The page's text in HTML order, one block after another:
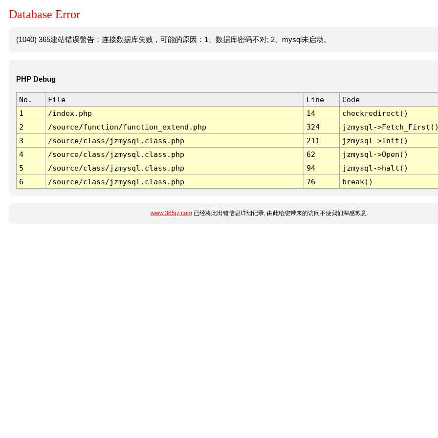
Database Error
(1040) 365建站错误警告：连接数据库失败，可能的原因：1、数据库密码不对; 2、mysql未启动。
PHP Debug
No. File Line
Code
1
/index.php 14
checkredirect()
2
/source/function/function_extend.php 324
jzmysql-
3
/source/class/jzmysql.class.php 211
jzmysql->Init()
4
/source/class/jzmysql.class.php 62
jzmysql->Open()
5
/source/class/jzmysql.class.php 94
jzmysql->halt()
6
/source/class/jzmysql.class.php 76 break()
www.365jz.com已经将此出错信息详细记录, 由此给您带来的访问不便我们深感歉意.